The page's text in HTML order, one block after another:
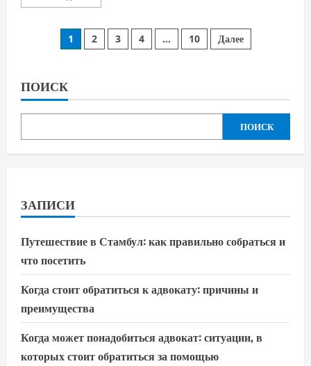
больше
детей:
советы
для
Пагинация
1 2 3 4 … 10 Далее
ПОИСК
ПОИСК
ЗАПИСИ
Путешествие в Стамбул: как правильно собраться и
что посетить
Когда стоит обратиться к адвокату: причины и
преимущества
Когда может понадобиться адвокат: ситуации, в
которых стоит обратиться за помощью